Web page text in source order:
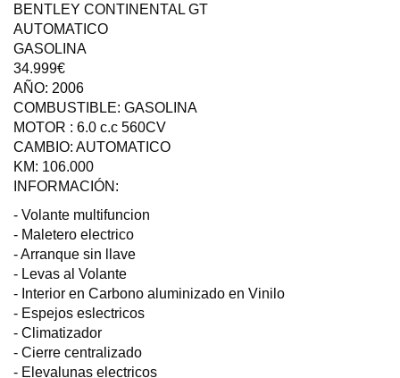
BENTLEY CONTINENTAL GT
AUTOMATICO
GASOLINA
34.999€
AÑO: 2006
COMBUSTIBLE: GASOLINA
MOTOR : 6.0 c.c 560CV
CAMBIO: AUTOMATICO
KM: 106.000
INFORMACIÓN:
- Volante multifuncion
- Maletero electrico
- Arranque sin llave
- Levas al Volante
- Interior en Carbono aluminizado en Vinilo
- Espejos eslectricos
- Climatizador
- Cierre centralizado
- Elevalunas electricos